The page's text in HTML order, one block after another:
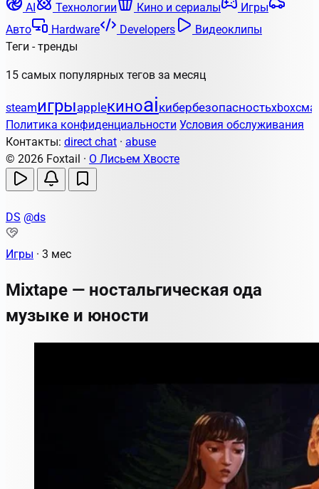
AI
Технологии Кино и сериалы
Игры
Авто
Hardware Developers
Видеоклипы
Теги - тренды
15 самых популярных тегов за месяц
steamигрыappleкиноaiкибербезопасностьxbox
Политика конфиденциальности Условия обслуживания
Контакты: direct chat · abuse
© 2026 Foxtail · О Лисьем Хвосте
DS @ds
Игры · 3 мес
Mixtape — ностальгическая ода
музыке и юности